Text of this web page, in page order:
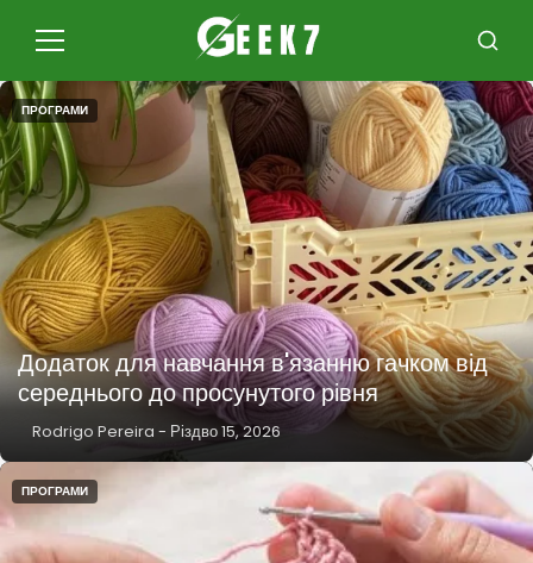
Меню Пошук
ПРОГРАМИ
Додаток для навчання в'язанню гачком від
середнього до просунутого рівня
Rodrigo Pereira - Різдво 15, 2026
ПРОГРАМИ